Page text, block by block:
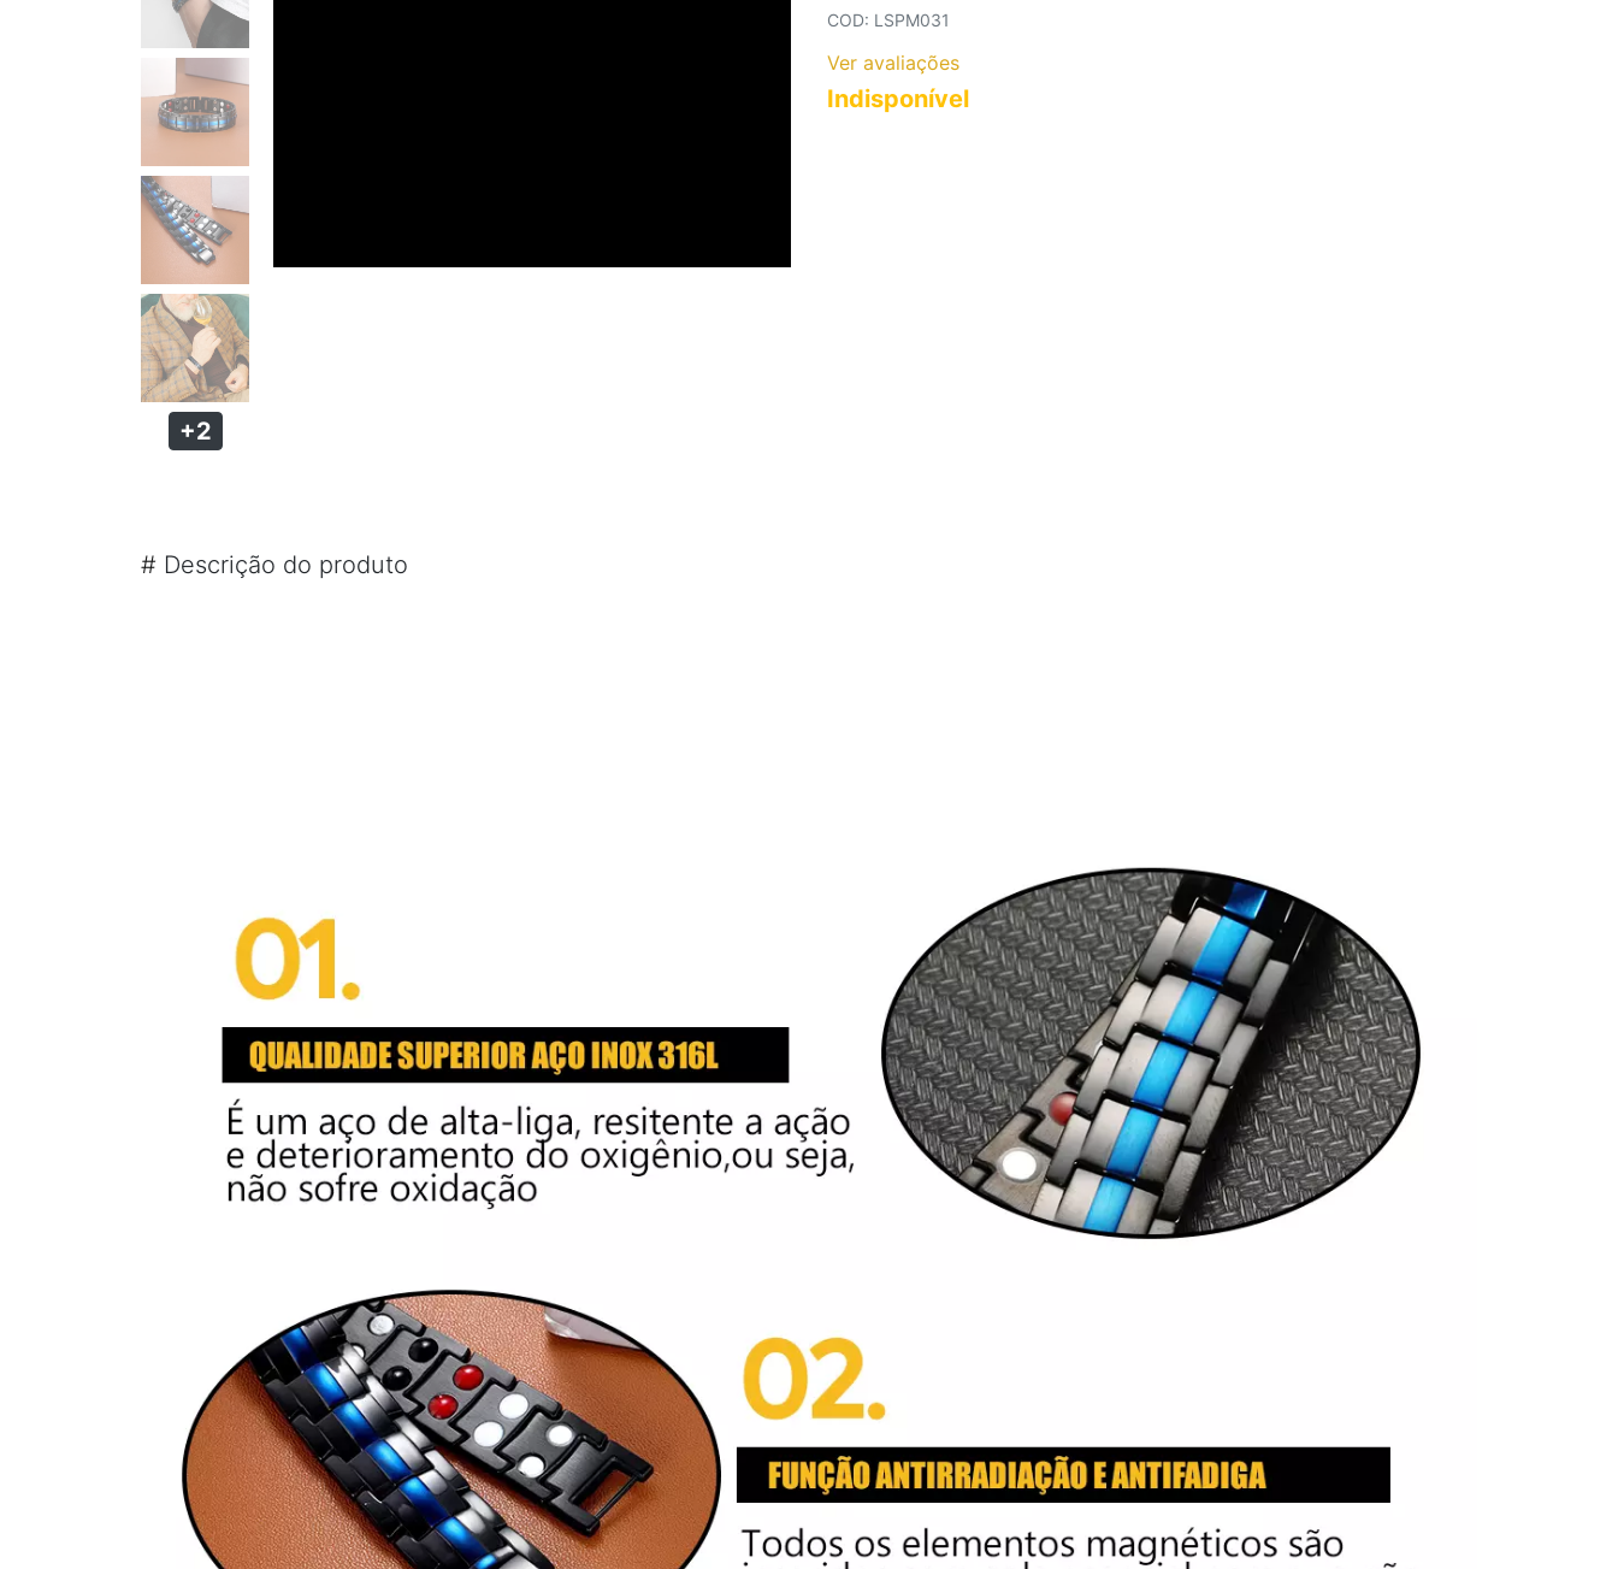
PULSEIRA MAGNÉTICA
PULSEIRA DE SILICONE MASCULINA
KIT PULSEIRA MASCULINA
COLARES AÇO INOXIDÁVEL
ANÉIS DE AÇO
ANÉIS DE TUGSTÊNIO
ANÉIS MAGNÉTICOS DE COBRE
+2
COD: LSPM031
Ver avaliações
Indisponível
# Descrição do produto